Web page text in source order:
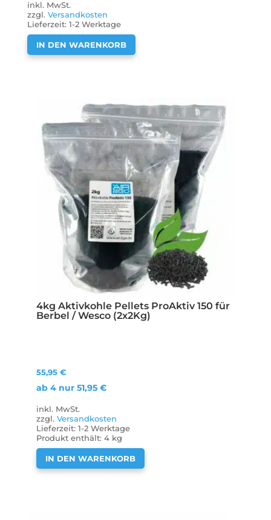
inkl. MwSt.
zzgl.Versandkosten
Lieferzeit:1-2 Werktage
IN DEN WARENKORB
4kg Aktivkohle Pellets ProAktiv 150 für
Berbel / Wesco (2x2Kg)
55,95 €
ab 4 nur 51,95 €
inkl. MwSt.
zzgl. Versandkosten
Lieferzeit: 1-2 Werktage
Produkt enthält: 4 kg
IN DEN WARENKORB